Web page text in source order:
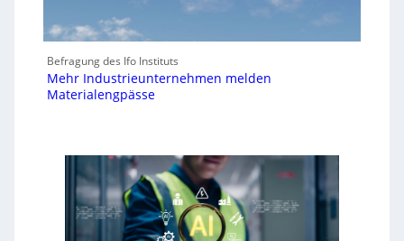
Befragung des Ifo Instituts
Mehr Industrieunternehmen melden
Materialengpässe